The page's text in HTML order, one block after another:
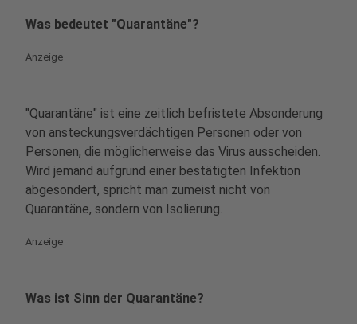
Was bedeutet "Quarantäne"?
Anzeige
"Quarantäne" ist eine zeitlich befristete Absonderung
von ansteckungsverdächtigen Personen oder von
Personen, die möglicherweise das Virus ausscheiden.
Wird jemand aufgrund einer bestätigten Infektion
abgesondert, spricht man zumeist nicht von
Quarantäne, sondern von Isolierung.
Anzeige
Was ist Sinn der Quarantäne?